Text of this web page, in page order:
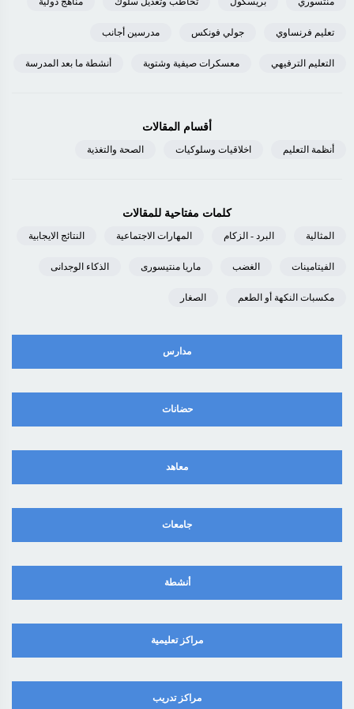
تعليم فرنساوي جولي فونكس مدرسين أجانب
التعليم الترفيهي معسكرات صيفية وشتوية أنشطة ما بعد المدرسة
أقسام المقالات
أنظمة التعليم اخلاقيات وسلوكيات الصحة والتغذية
كلمات مفتاحية للمقالات
المثالية البرد - الزكام المهارات الاجتماعية النتائج الايجابية
الفيتامينات الغضب ماريا منتيسورى الذكاء الوجدانى
مكسبات النكهة أو الطعم الصغار
مدارس
حضانات
معاهد
جامعات
أنشطة
مراكز تعليمية
مراكز تدريب